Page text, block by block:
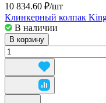
10 834.60 ₽/шт
Клинкерный колпак
В наличии
В корзину